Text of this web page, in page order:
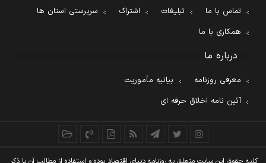
تماس با ما تبلیغات اشتراک
سرپرستی استان ها
همکاری با ما
درباره ما
معرفی روزنامه
بیانیه مأموریت
آئین نامه اخلاق حرفه ای